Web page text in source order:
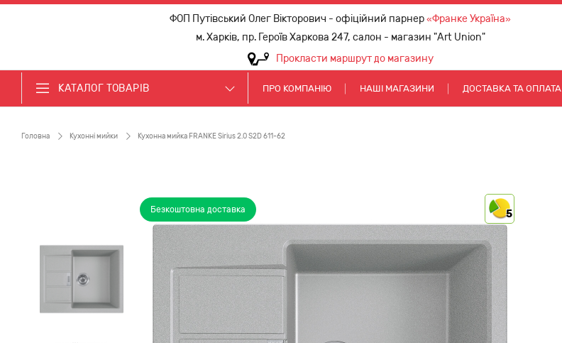
ФОП Путівський Олег Вікторович - офіційний парнер«Франке Україна»
м. Харків, пр. Героїв Харкова 247, салон - магазин "Art Union"
Прокласти маршрут до магазину
КАТАЛОГ ТОВАРІВ ПРО КОМПАНІЮ НАШІ МАГАЗИНИ ДОСТАВКА ТА ОПЛАТА
Головна Кухонні мийки Кухонна мийка FRANKE Sirius 2.0 S2D 611-62
Безкоштовна доставка 5